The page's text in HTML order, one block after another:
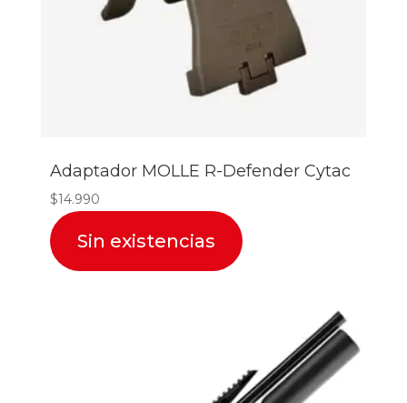
Adaptador MOLLE R-Defender Cytac
$14.990
Sin existencias